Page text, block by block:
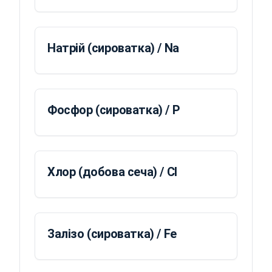
Натрій (сироватка) / Na
Фосфор (сироватка) / P
Хлор (добова сеча) / Cl
Залізо (сироватка) / Fe